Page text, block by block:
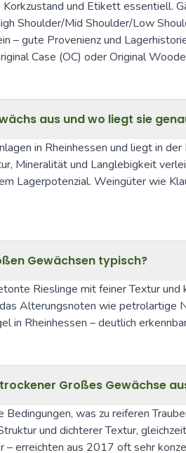
und Etikett essentiell.
Shoulder/Mid Shoulder/Low
– gute Provenienz und
Case (OC) oder Original
aus und wo liegt sie
in Rheinhessen und liegt in
Mineralität und Langlebigkeit
Lagerpotenzial. Weingüter wie
Gewächsen typisch?
Rieslinge mit feiner Textur
Alterungsnoten wie
in Rheinhessen – deutlich
Großes Gewächse
was zu reiferen
und dichterer Textur,
erreichten aus 2017 oft sehr